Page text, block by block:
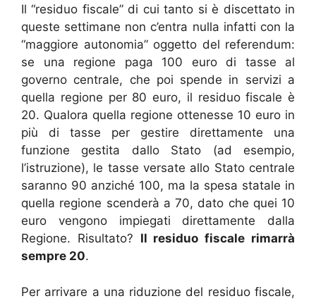
Il “residuo fiscale” di cui tanto si è discettato in
queste settimane non c’entra nulla infatti con la
“maggiore autonomia” oggetto del referendum:
se una regione paga 100 euro di tasse al
governo centrale, che poi spende in servizi a
quella regione per 80 euro, il residuo fiscale è
20. Qualora quella regione ottenesse 10 euro in
più di tasse per gestire direttamente una
funzione gestita dallo Stato (ad esempio,
l’istruzione), le tasse versate allo Stato centrale
saranno 90 anziché 100, ma la spesa statale in
quella regione scenderà a 70, dato che quei 10
euro vengono impiegati direttamente dalla
Regione. Risultato? Il residuo fiscale rimarrà
sempre 20.
Per arrivare a una riduzione del residuo fiscale,